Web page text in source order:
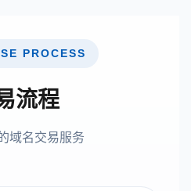
PROCESS
流程
域名交易服务